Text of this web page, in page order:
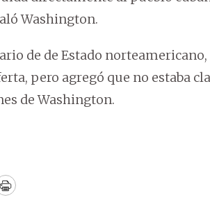
Washington.
de de Estado
pero agregó que no estaba
de Washington.
Print